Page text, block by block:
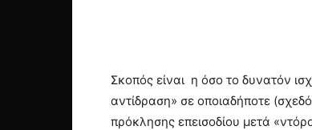
Σκοπός είναι η όσο το δυνατόν
αντίδραση» σε οποιαδήποτε
πρόκλησης επεισοδίου μετά